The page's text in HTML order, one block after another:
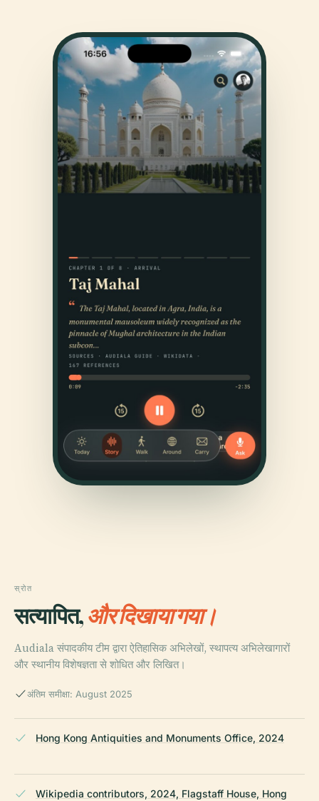
स्रोत
सत्यापित,और दिखाया गया।
Audiala संपादकीय टीम द्वारा ऐतिहासिक अभिलेखों, स्थापत्य अभिलेखागारों
और स्थानीय विशेषज्ञता से शोधित और लिखित।
अंतिम समीक्षा: August 2025
Hong Kong Antiquities and Monuments Office, 2024
Wikipedia contributors, 2024, Flagstaff House, Hong